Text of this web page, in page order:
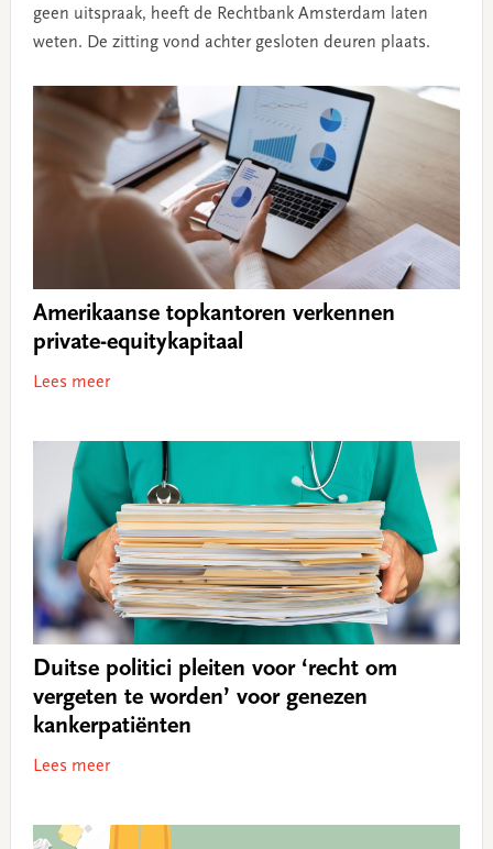
geen uitspraak, heeft de Rechtbank Amsterdam laten
weten. De zitting vond achter gesloten deuren plaats.
Amerikaanse topkantoren verkennen
private-equitykapitaal
Lees meer
Duitse politici pleiten voor ‘recht om
vergeten te worden’ voor genezen
kankerpatiënten
Lees meer